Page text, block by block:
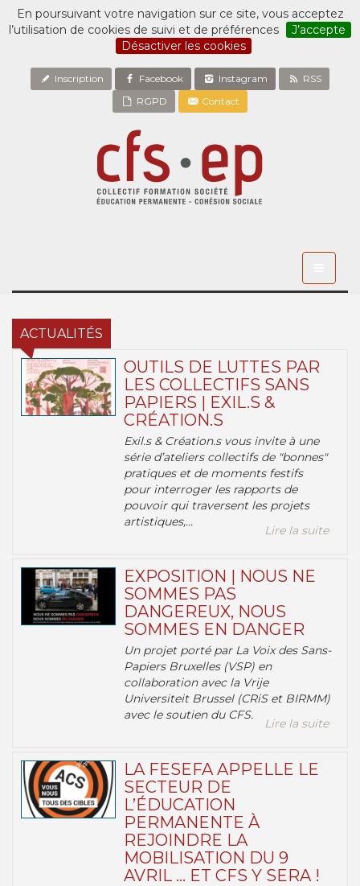
En poursuivant votre navigation sur ce site, vous acceptez
l’utilisation de cookies de suivi et de préférences
J’accepte
Désactiver les cookies
Inscription Facebook Instagram
RSS
RGPD
Contact
ACTUALITÉS
OUTILS DE LUTTES PAR
LES COLLECTIFS SANS
PAPIERS | EXIL.S &
CRÉATION.S
Exil.s & Création.s vous invite à une
série d’ateliers collectifs de "bonnes"
pratiques et de moments festifs
pour interroger les rapports de
pouvoir qui traversent les projets
artistiques,...
Lire la suite
EXPOSITION | NOUS NE
SOMMES PAS
DANGEREUX, NOUS
SOMMES EN DANGER
Un projet porté par La Voix des Sans-
Papiers Bruxelles (VSP) en
collaboration avec la Vrije
Universiteit Brussel (CRiS et BIRMM)
avec le soutien du CFS.
Lire la suite
LA FESEFA APPELLE LE
SECTEUR DE
L’ÉDUCATION
PERMANENTE À
REJOINDRE LA
MOBILISATION DU 9
AVRIL … ET CFS Y SERA !